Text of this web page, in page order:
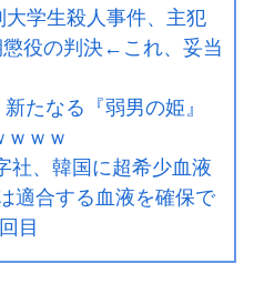
大学生殺人事件、主犯
役の判決←これ、妥当
たなる『弱男の姫』
ｗｗｗ
社、韓国に超希少血液
適合する血液を確保で
目